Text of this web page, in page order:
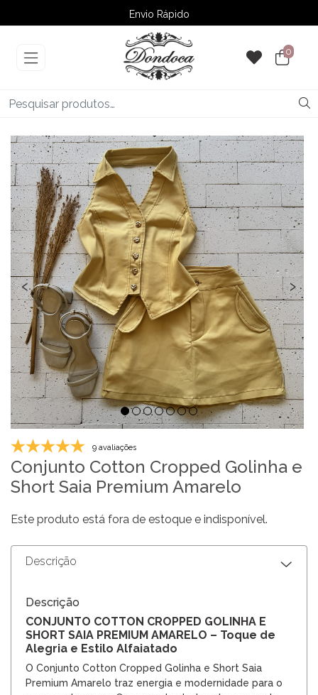
Envio Rápido
➚ Ofertas– Até 60% OFF
0
‹ ›
9 avaliações
Conjunto Cotton Cropped Golinha e
Short Saia Premium Amarelo
Este produto está fora de estoque e indisponível.
Descrição
Descrição
CONJUNTO COTTON CROPPED GOLINHA E
SHORT SAIA PREMIUM AMARELO – Toque de
Alegria e Estilo Alfaiatado
O Conjunto Cotton Cropped Golinha e Short Saia
Premium Amarelo traz energia e modernidade para o